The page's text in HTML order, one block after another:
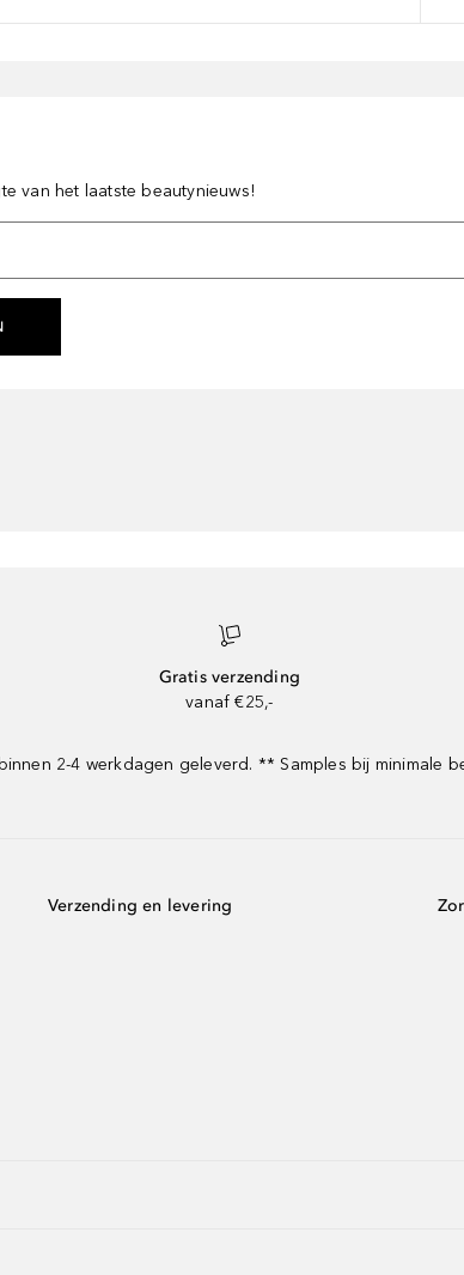
van het laatste beautynieuws!
Gratis verzending
vanaf €25,-
2-4 werkdagen geleverd. ** Samples bij
Verzending en levering